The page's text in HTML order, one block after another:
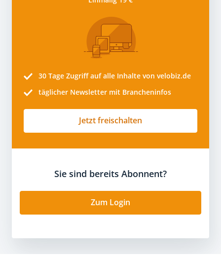
30 Tage Zugriff auf alle Inhalte von velobiz.de
täglicher Newsletter mit Brancheninfos
Jetzt freischalten
Sie sind bereits Abonnent?
Zum Login